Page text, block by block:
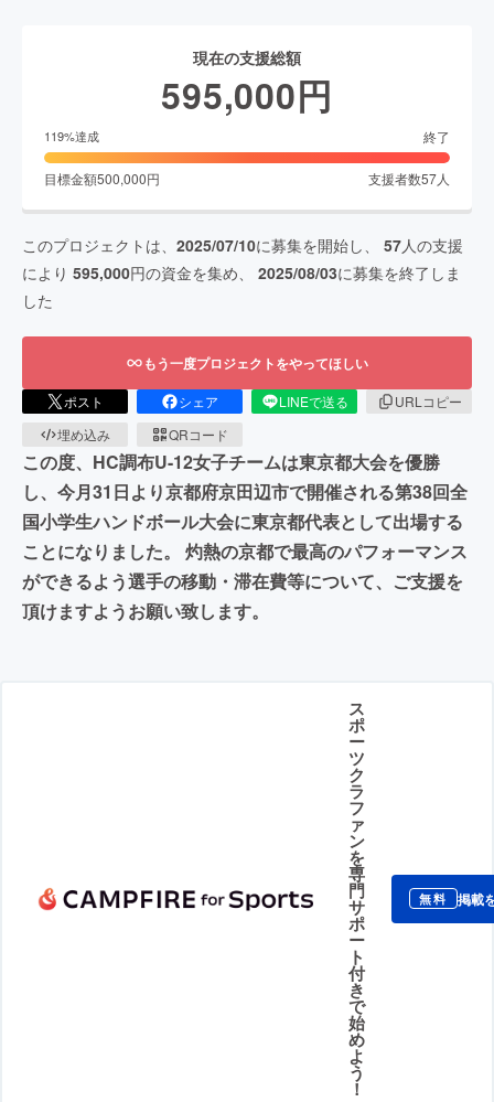
現在の支援総額
595,000円
119%達成 終了
目標金額500,000円 支援者数57人
このプロジェクトは、 2025/07/10に募集を開始し、 57人の支援
により 595,000円の資金を集め、 2025/08/03に募集を終了しま
した
もう一度プロジェクトをやってほしい
ポスト シェア LINEで送る
URLコピー
埋め込み
QRコード
この度、HC調布U-12女子チームは東京都大会を優勝
し、今月31日より京都府京田辺市で開催される第38回全
国小学生ハンドボール大会に東京都代表として出場する
ことになりました。 灼熱の京都で最高のパフォーマンス
ができるよう選手の移動・滞在費等について、ご支援を
頂けますようお願い致します。
ス
ポ
ー
ツ
ク
ラ
フ
ァ
ン
を
専
門
サ
ポ
ー
ト
付
き
で
始
め
よ
う
！
無料 掲載